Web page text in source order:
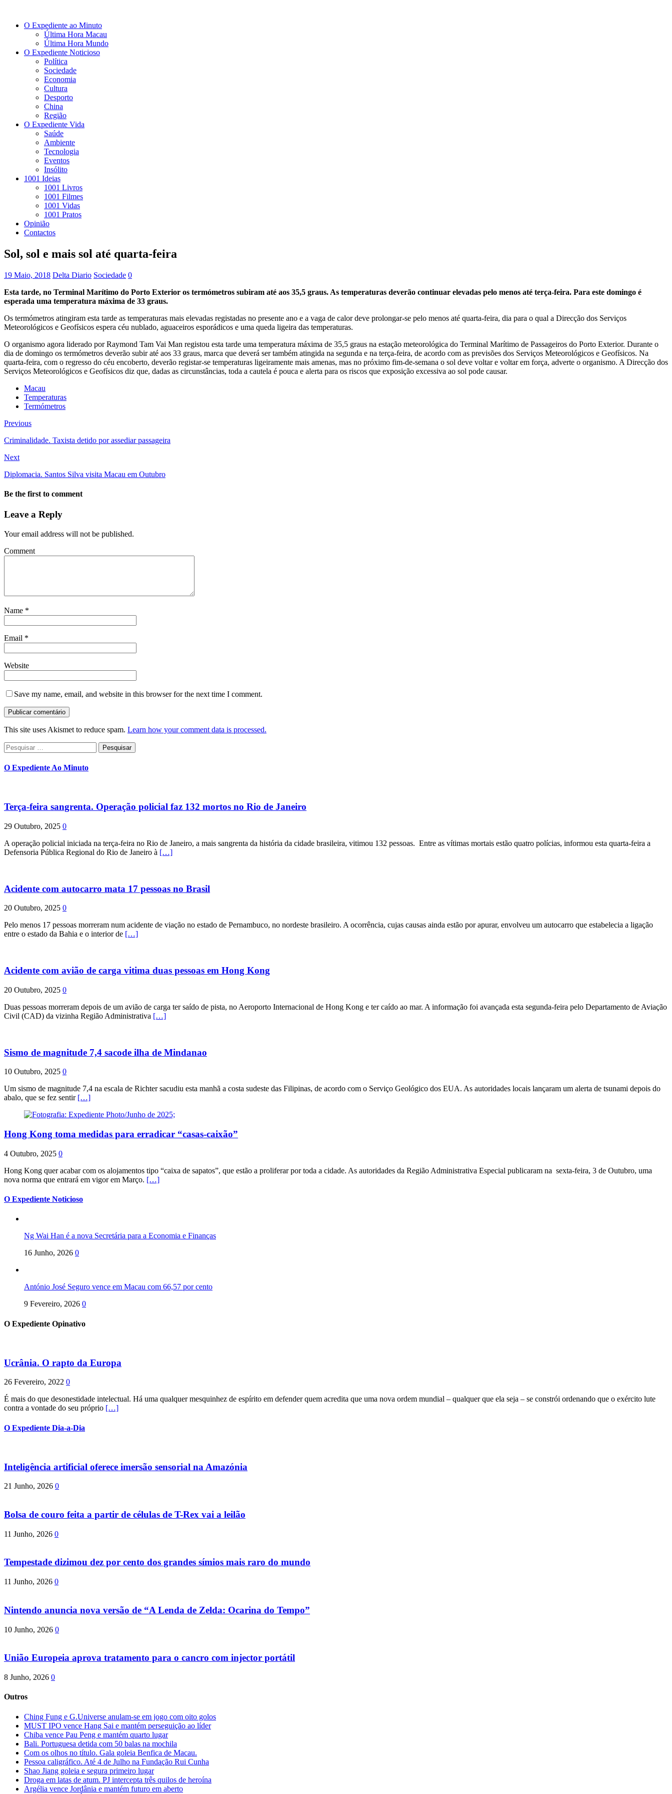
O Expediente ao Minuto
Última Hora Macau
Última Hora Mundo
O Expediente Noticioso
Política
Sociedade
Economia
Cultura
Desporto
China
Região
O Expediente Vida
Saúde
Ambiente
Tecnologia
Eventos
Insólito
1001 Ideias
1001 Livros
1001 Filmes
1001 Vidas
1001 Pratos
Opinião
Contactos
Sol, sol e mais sol até quarta-feira
19 Maio, 2018 Delta Diario Sociedade 0
Esta tarde, no Terminal Marítimo do Porto Exterior os termómetros subiram até aos 35,5 graus. As temperaturas deverão continuar elevadas pelo menos até terça-feira. Para este domingo é
esperada uma temperatura máxima de 33 graus.
Os termómetros atingiram esta tarde as temperaturas mais elevadas registadas no presente ano e a vaga de calor deve prolongar-se pelo menos até quarta-feira, dia para o qual a Direcção dos Serviços
Meteorológicos e Geofísicos espera céu nublado, aguaceiros esporádicos e uma queda ligeira das temperaturas.
O organismo agora liderado por Raymond Tam Vai Man registou esta tarde uma temperatura máxima de 35,5 graus na estação meteorológica do Terminal Marítimo de Passageiros do Porto Exterior. Durante o
dia de domingo os termómetros deverão subir até aos 33 graus, marca que deverá ser também atingida na segunda e na terça-feira, de acordo com as previsões dos Serviços Meteorológicos e Geofísicos. Na
quarta-feira, com o regresso do céu encoberto, deverão registar-se temperaturas ligeiramente mais amenas, mas no próximo fim-de-semana o sol deve voltar e voltar em força, adverte o organismo. A Direcção dos
Serviços Meteorológicos e Geofísicos diz que, dadas as circunstâncias, toda a cautela é pouca e alerta para os riscos que exposição excessiva ao sol pode causar.
Macau
Temperaturas
Termómetros
Previous
Criminalidade. Taxista detido por assediar passageira
Next
Diplomacia. Santos Silva visita Macau em Outubro
Be the first to comment
Leave a Reply
Your email address will not be published.
Comment
Name *
Email *
Website
Save my name, email, and website in this browser for the next time I comment.
This site uses Akismet to reduce spam. Learn how your comment data is processed.
Pesquisar
por:
O Expediente Ao Minuto
Terça-feira sangrenta. Operação policial faz 132 mortos no Rio de Janeiro
29 Outubro, 2025 0
A operação policial iniciada na terça-feira no Rio de Janeiro, a mais sangrenta da história da cidade brasileira, vitimou 132 pessoas. Entre as vítimas mortais estão quatro polícias, informou esta quarta-feira a
Defensoria Pública Regional do Rio de Janeiro à […]
Acidente com autocarro mata 17 pessoas no Brasil
20 Outubro, 2025 0
Pelo menos 17 pessoas morreram num acidente de viação no estado de Pernambuco, no nordeste brasileiro. A ocorrência, cujas causas ainda estão por apurar, envolveu um autocarro que estabelecia a ligação
entre o estado da Bahia e o interior de […]
Acidente com avião de carga vitima duas pessoas em Hong Kong
20 Outubro, 2025 0
Duas pessoas morreram depois de um avião de carga ter saído de pista, no Aeroporto Internacional de Hong Kong e ter caído ao mar. A informação foi avançada esta segunda-feira pelo Departamento de Aviação
Civil (CAD) da vizinha Região Administrativa […]
Sismo de magnitude 7,4 sacode ilha de Mindanao
10 Outubro, 2025 0
Um sismo de magnitude 7,4 na escala de Richter sacudiu esta manhã a costa sudeste das Filipinas, de acordo com o Serviço Geológico dos EUA. As autoridades locais lançaram um alerta de tsunami depois do
abalo, que se fez sentir […]
Hong Kong toma medidas para erradicar “casas-caixão”
4 Outubro, 2025 0
Hong Kong quer acabar com os alojamentos tipo “caixa de sapatos”, que estão a proliferar por toda a cidade. As autoridades da Região Administrativa Especial publicaram na sexta-feira, 3 de Outubro, uma
nova norma que entrará em vigor em Março. […]
O Expediente Noticioso
Ng Wai Han é a nova Secretária para a Economia e Finanças
16 Junho, 2026 0
António José Seguro vence em Macau com 66,57 por cento
9 Fevereiro, 2026 0
O Expediente Opinativo
Ucrânia. O rapto da Europa
26 Fevereiro, 2022 0
É mais do que desonestidade intelectual. Há uma qualquer mesquinhez de espírito em defender quem acredita que uma nova ordem mundial – qualquer que ela seja – se constrói ordenando que o exército lute
contra a vontade do seu próprio […]
O Expediente Dia-a-Dia
Inteligência artificial oferece imersão sensorial na Amazónia
21 Junho, 2026 0
Bolsa de couro feita a partir de células de T-Rex vai a leilão
11 Junho, 2026 0
Tempestade dizimou dez por cento dos grandes símios mais raro do mundo
11 Junho, 2026 0
Nintendo anuncia nova versão de “A Lenda de Zelda: Ocarina do Tempo”
10 Junho, 2026 0
União Europeia aprova tratamento para o cancro com injector portátil
8 Junho, 2026 0
Outros
Ching Fung e G.Universe anulam-se em jogo com oito golos
MUST IPO vence Hang Sai e mantém perseguição ao líder
Chiba vence Pau Peng e mantém quarto lugar
Bali. Portuguesa detida com 50 balas na mochila
Com os olhos no título. Gala goleia Benfica de Macau.
Pessoa caligráfico. Até 4 de Julho na Fundação Rui Cunha
Shao Jiang goleia e segura primeiro lugar
Droga em latas de atum. PJ intercepta três quilos de heroína
Argélia vence Jordânia e mantém futuro em aberto